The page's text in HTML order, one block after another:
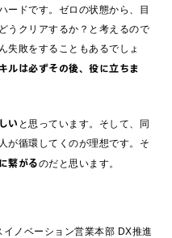
ードです。ゼロの状態から、目
うクリアするか？と考えるので
失敗をすることもあるでしょ
ルは必ずその後、役に立ちま
い と思っています。そして、同
が循環してくのが理想です。そ
繋がるのだと思います。
ノベーション営業本部 DX推進